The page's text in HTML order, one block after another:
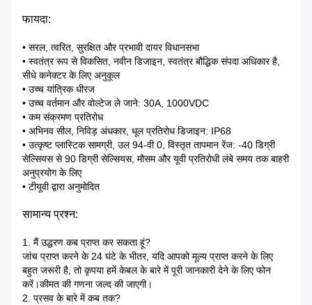
फायदा:
• सरल, त्वरित, सुरक्षित और प्रभावी दायर विधानसभा
• स्वतंत्र रूप से विकसित, नवीन डिजाइन, स्वतंत्र बौद्धिक संपदा अधिकार है,
सीधे कनेक्टर के लिए अनुकूल
• उच्च यांत्रिक धीरज
• उच्च वर्तमान और वोल्टेज ले जाने: 30A, 1000VDC
• कम संक्रमण प्रतिरोध
• अभिनव सील, निविड़ अंधकार, धूल प्रतिरोध डिजाइन: IP68
• उत्कृष्ट प्लास्टिक सामग्री, उल 94-वी 0, विस्तृत तापमान रेंज: -40 डिग्री
सेल्सियस से 90 डिग्री सेल्सियस, मौसम और यूवी प्रतिरोधी लंबे समय तक बाहरी
अनुप्रयोग के लिए
• टीयूवी द्वारा अनुमोदित
सामान्य प्रश्न:
1. मैं उद्धरण कब प्राप्त कर सकता हूं?
जांच प्राप्त करने के 24 घंटे के भीतर, यदि आपको मूल्य प्राप्त करने के लिए
बहुत जरूरी है, तो कृपया हमें केबल के बारे में पूरी जानकारी देने के लिए फोन
करें।कीमत की गणना जल्द की जाएगी।
2. प्रसव के बारे में कब तक?